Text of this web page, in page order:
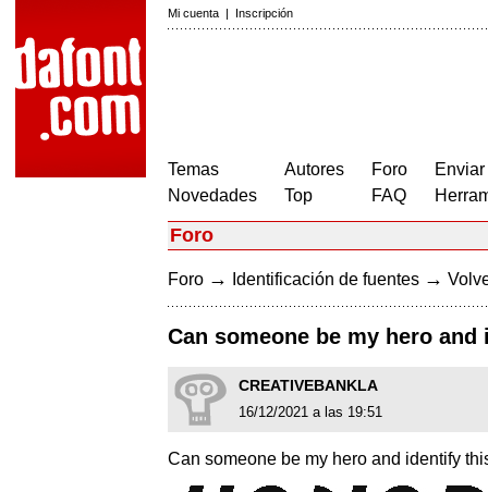
Mi cuenta | Inscripción
Temas
Novedades
Autores
Top
Foro
FAQ
Foro
Foro → Identificación de fuentes →
Can someone be my hero
CREATIVEBANKLA
16/12/2021 a las 19:51
Can someone be my hero and identify